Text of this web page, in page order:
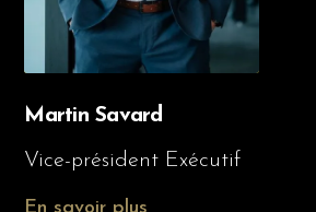
Martin Savard
Vice-président Exécutif